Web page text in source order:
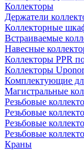
Коллекторы
Держатели
Коллекторные
Встраиваемые
Навесные
Коллекторы PPR
Коллекторы
Комплектующие
Магистральные
Резьбовые
Резьбовые
Резьбовые
Резьбовые
Краны